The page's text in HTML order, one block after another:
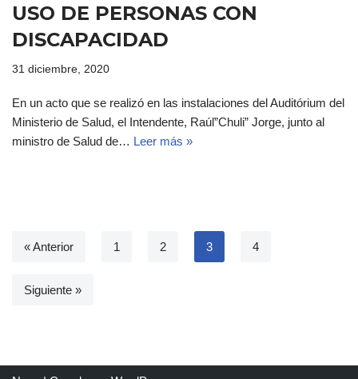
USO DE PERSONAS CON
DISCAPACIDAD
31 diciembre, 2020
En un acto que se realizó en las instalaciones del Auditórium del
Ministerio de Salud, el Intendente, Raúl”Chuli” Jorge, junto al
ministro de Salud de… Leer más »
« Anterior 1 2 3 4
Siguiente »